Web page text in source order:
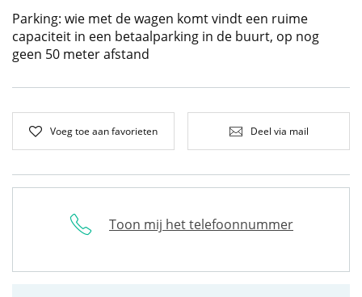
Parking: wie met de wagen komt vindt een ruime
capaciteit in een betaalparking in de buurt, op nog
geen 50 meter afstand
Voeg toe aan favorieten Deel via mail
Toon mij het telefoonnummer